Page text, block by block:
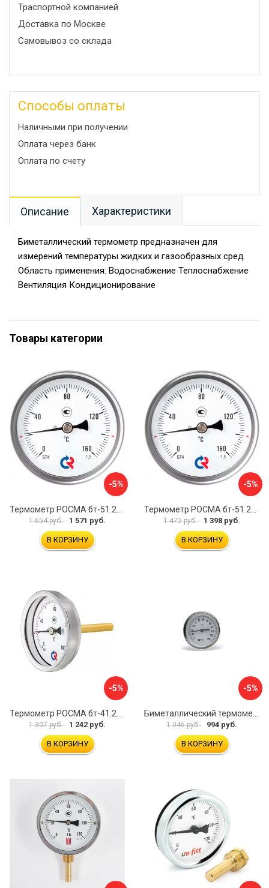
Траспортной компанией
Доставка по Москве
Самовывоз со склада
Способы оплаты
Наличными при получении
Оплата через банк
Оплата по счету
Описание Характеристики
Биметаллический термометр предназначен для
измерений температуры жидких и газообразных сред.
Область применения: Водоснабжение Теплоснабжение
Вентиляция Кондиционирование
Товары категории
-5%
1 654 руб. 1 571 руб.
В КОРЗИНУ
-5%
1 472 руб. 1 398 руб.
В КОРЗИНУ
-5%
Термометр РОСМА бт-41.211 D070-00588
1 307 руб. 1 242 руб.
В КОРЗИНУ
-5%
Биметаллический термометр Watts F+R801 OR 10005800
1 046 руб. 994 руб.
В КОРЗИНУ